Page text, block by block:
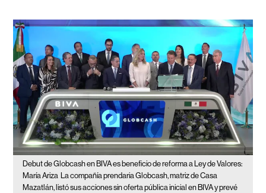
Debut de Globcash en BIVA es beneficio de reforma a Ley de Valores:
María Ariza La compañía prendaria Globcash, matriz de Casa
Mazatlán, listó sus acciones sin oferta pública inicial en BIVA y prevé